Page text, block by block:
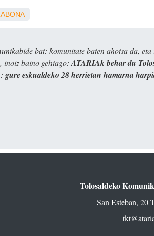
bat: komunitate baten ahotsa da,
inoiz baino gehiago: ATARIAk behar du
gure eskualdeko 28 herrietan hamarna
Tolosaldeko
San Esteban, 20